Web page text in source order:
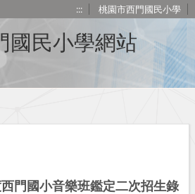
::: 桃園市西門國民小學
西門國小音樂班鑑定二次招生錄